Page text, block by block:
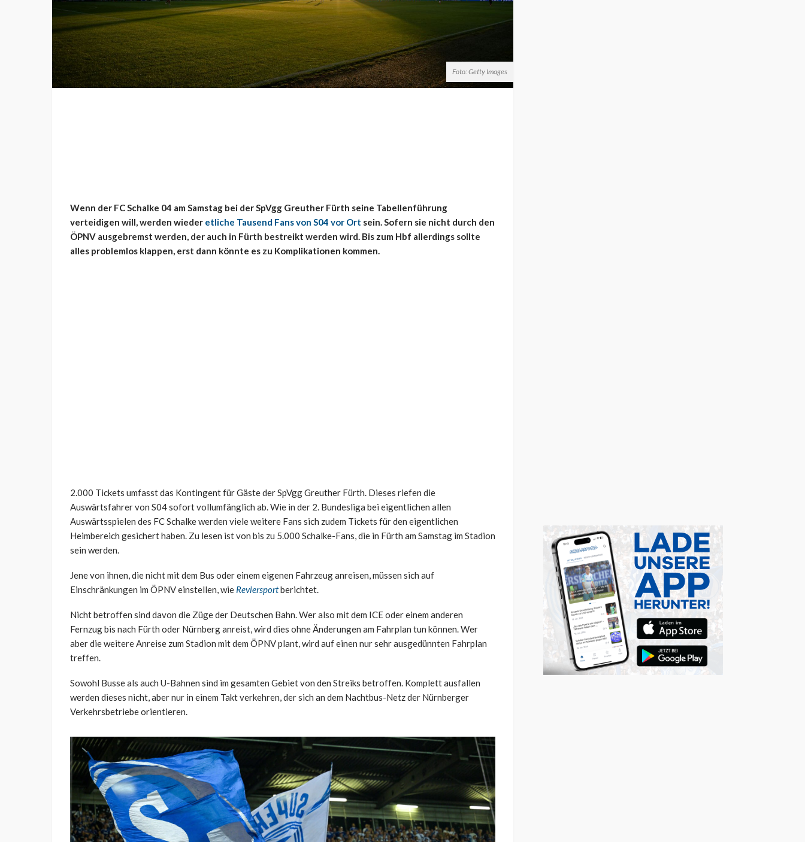
Foto: Getty Images
Wenn der FC Schalke 04 am Samstag bei der SpVgg Greuther Fürth seine Tabellenführung
verteidigen will, werden wieder etliche Tausend Fans von S04 vor Ort sein. Sofern sie nicht durch den
ÖPNV ausgebremst werden, der auch in Fürth bestreikt werden wird. Bis zum Hbf allerdings sollte
alles problemlos klappen, erst dann könnte es zu Komplikationen kommen.
2.000 Tickets umfasst das Kontingent für Gäste der SpVgg Greuther Fürth. Dieses riefen die
Auswärtsfahrer von S04 sofort vollumfänglich ab. Wie in der 2. Bundesliga bei eigentlichen allen
Auswärtsspielen des FC Schalke werden viele weitere Fans sich zudem Tickets für den eigentlichen
Heimbereich gesichert haben. Zu lesen ist von bis zu 5.000 Schalke-Fans, die in Fürth am Samstag im Stadion
sein werden.
Jene von ihnen, die nicht mit dem Bus oder einem eigenen Fahrzeug anreisen, müssen sich auf
Einschränkungen im ÖPNV einstellen, wie Reviersportberichtet.
Nicht betroffen sind davon die Züge der Deutschen Bahn. Wer also mit dem ICE oder einem anderen
Fernzug bis nach Fürth oder Nürnberg anreist, wird dies ohne Änderungen am Fahrplan tun können. Wer
aber die weitere Anreise zum Stadion mit dem ÖPNV plant, wird auf einen nur sehr ausgedünnten Fahrplan
treffen.
Sowohl Busse als auch U-Bahnen sind im gesamten Gebiet von den Streiks betroffen. Komplett ausfallen
werden dieses nicht, aber nur in einem Takt verkehren, der sich an dem Nachtbus-Netz der Nürnberger
Verkehrsbetriebe orientieren.